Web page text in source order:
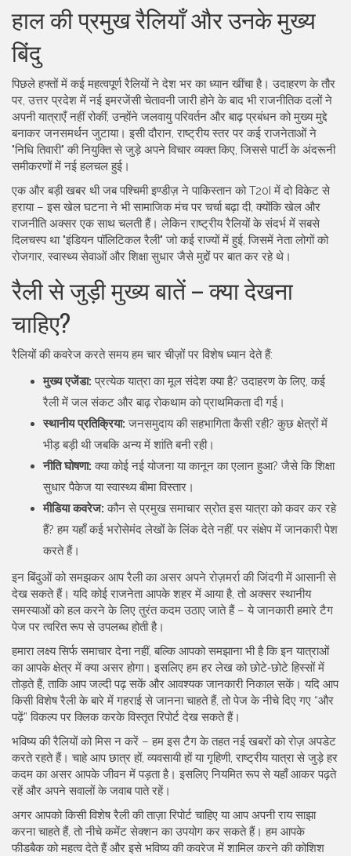
हाल की प्रमुख रैलियाँ और उनके मुख्य
बिंदु
पिछले हफ्तों में कई महत्वपूर्ण रैलियों ने देश भर का ध्यान खींचा है। उदाहरण के तौर
पर, उत्तर प्रदेश में नई इमरजेंसी चेतावनी जारी होने के बाद भी राजनीतिक दलों ने
अपनी यात्राएँ नहीं रोकीं; उन्होंने जलवायु परिवर्तन और बाढ़ प्रबंधन को मुख्य मुद्दे
बनाकर जनसमर्थन जुटाया। इसी दौरान, राष्ट्रीय स्तर पर कई राजनेताओं ने
"निधि तिवारी" की नियुक्ति से जुड़े अपने विचार व्यक्त किए, जिससे पार्टी के अंदरूनी
समीकरणों में नई हलचल हुई।
एक और बड़ी खबर थी जब पश्चिमी इण्डीज़ ने पाकिस्तान को T20I में दो विकेट से
हराया – इस खेल घटना ने भी सामाजिक मंच पर चर्चा बढ़ा दी, क्योंकि खेल और
राजनीति अक्सर एक साथ चलती हैं। लेकिन राष्ट्रीय रैलियों के संदर्भ में सबसे
दिलचस्प था "इंडियन पॉलिटिकल रैली" जो कई राज्यों में हुई, जिसमें नेता लोगों को
रोजगार, स्वास्थ्य सेवाओं और शिक्षा सुधार जैसे मुद्दों पर बात कर रहे थे।
रैली से जुड़ी मुख्य बातें – क्या देखना
चाहिए?
रैलियों की कवरेज करते समय हम चार चीज़ों पर विशेष ध्यान देते हैं:
मुख्य एजेंडा: प्रत्येक यात्रा का मूल संदेश क्या है? उदाहरण के लिए, कई
रैली में जल संकट और बाढ़ रोकथाम को प्राथमिकता दी गई।
स्थानीय प्रतिक्रिया: जनसमुदाय की सहभागिता कैसी रही? कुछ क्षेत्रों में
भीड़ बड़ी थी जबकि अन्य में शांति बनी रही।
नीति घोषणा: क्या कोई नई योजना या कानून का एलान हुआ? जैसे कि शिक्षा
सुधार पैकेज या स्वास्थ्य बीमा विस्तार।
मीडिया कवरेज: कौन से प्रमुख समाचार स्रोत इस यात्रा को कवर कर रहे
हैं? हम यहाँ कई भरोसेमंद लेखों के लिंक देते नहीं, पर संक्षेप में जानकारी पेश
करते हैं।
इन बिंदुओं को समझकर आप रैली का असर अपने रोज़मर्रा की जिंदगी में आसानी से
देख सकते हैं। यदि कोई राजनेता आपके शहर में आया है, तो अक्सर स्थानीय
समस्याओं को हल करने के लिए तुरंत कदम उठाए जाते हैं – ये जानकारी हमारे टैग
पेज पर त्वरित रूप से उपलब्ध होती है।
हमारा लक्ष्य सिर्फ समाचार देना नहीं, बल्कि आपको समझाना भी है कि इन यात्राओं
का आपके क्षेत्र में क्या असर होगा। इसलिए हम हर लेख को छोटे‑छोटे हिस्सों में
तोड़ते हैं, ताकि आप जल्दी पढ़ सकें और आवश्यक जानकारी निकाल सकें। यदि आप
किसी विशेष रैली के बारे में गहराई से जानना चाहते हैं, तो पेज के नीचे दिए गए “और
पढ़ें” विकल्प पर क्लिक करके विस्तृत रिपोर्ट देख सकते हैं।
भविष्य की रैलियों को मिस न करें – हम इस टैग के तहत नई खबरों को रोज़ अपडेट
करते रहते हैं। चाहे आप छात्र हों, व्यवसायी हों या गृहिणी, राष्ट्रीय यात्रा से जुड़े हर
कदम का असर आपके जीवन में पड़ता है। इसलिए नियमित रूप से यहाँ आकर पढ़ते
रहें और अपने सवालों के जवाब पाते रहें।
अगर आपको किसी विशेष रैली की ताज़ा रिपोर्ट चाहिए या आप अपनी राय साझा
करना चाहते हैं, तो नीचे कमेंट सेक्शन का उपयोग कर सकते हैं। हम आपके
फीडबैक को महत्व देते हैं और इसे भविष्य की कवरेज में शामिल करने की कोशिश